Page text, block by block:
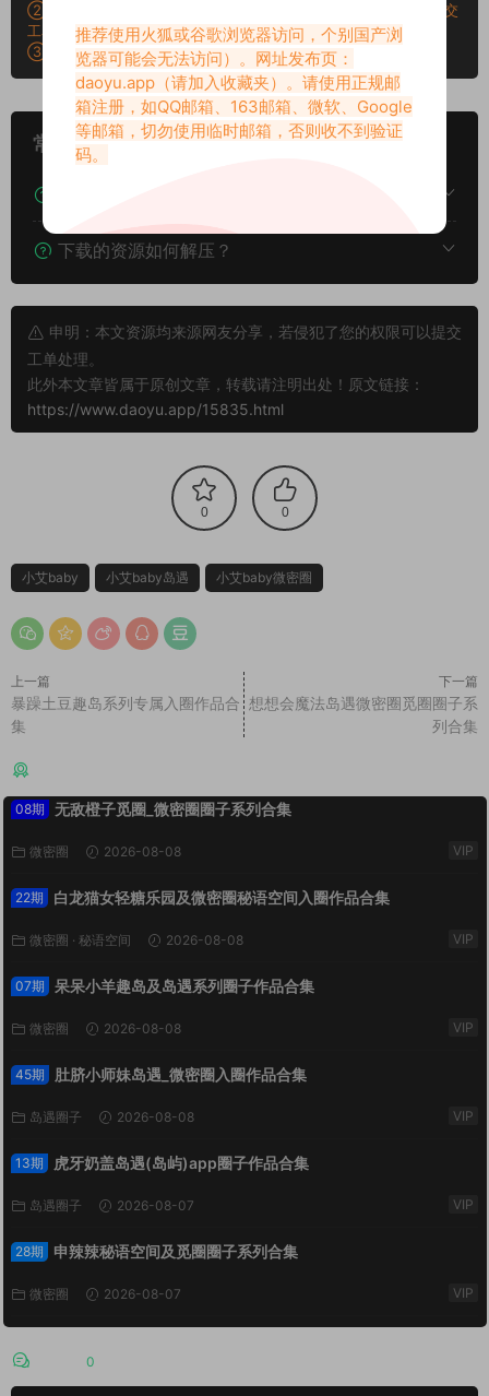
②：所有素材密码均已测试，遇见问题站内有教程学习，不会再提交
工单。
③：所有素材均无露点、纯绿色版本，若有需求请另寻，谢谢！
常见问题
下载的资源如何解压？
申明：本文资源均来源网友分享，若侵犯了您的权限可以提交
工单处理。
此外本文章皆属于原创文章，转载请注明出处！原文链接：
https://www.daoyu.app/15835.html
0 0
小艾baby 小艾baby岛遇 小艾baby微密圈
上一篇
暴躁土豆趣岛系列专属入圈作品合
集
下一篇
想想会魔法岛遇微密圈觅圈圈子系
列合集
08期 无敌橙子觅圈_微密圈圈子系列合集
微密圈 2026-08-08 VIP
22期 白龙猫女轻糖乐园及微密圈秘语空间入圈作品合集
微密圈 · 秘语空间 2026-08-08 VIP
07期 呆呆小羊趣岛及岛遇系列圈子作品合集
微密圈 2026-08-08 VIP
45期 肚脐小师妹岛遇_微密圈入圈作品合集
岛遇圈子 2026-08-08 VIP
13期 虎牙奶盖岛遇(岛屿)app圈子作品合集
岛遇圈子 2026-08-07 VIP
28期 申辣辣秘语空间及觅圈圈子系列合集
微密圈 2026-08-07 VIP
0
推荐使用火狐或谷歌浏览器访问，个别国产浏
览器可能会无法访问）。网址发布页：
daoyu.app （请加入收藏夹）。请使用正规邮
箱注册，如QQ邮箱、163邮箱、微软、Google
等邮箱，切勿使用临时邮箱，否则收不到验证
码。